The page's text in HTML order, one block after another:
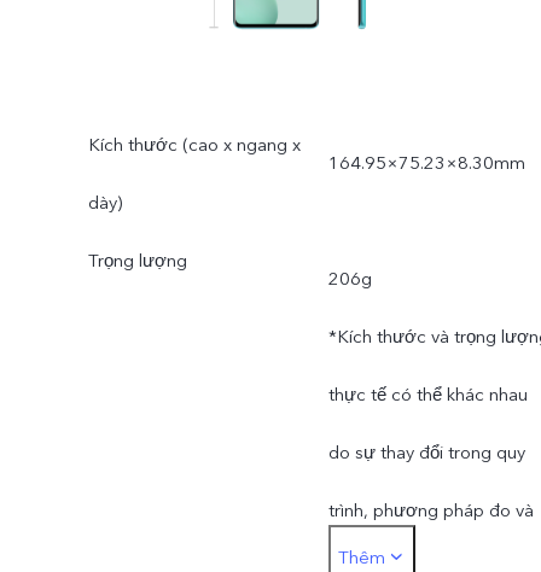
Kích thước (cao x ngang x
dày)
164.95×75.23×8.30mm
Trọng lượng
206g
*Kích thước và trọng
thực tế có thể khác nhau
do sự thay đổi trong quy
trình, phương pháp đo và
Thêm